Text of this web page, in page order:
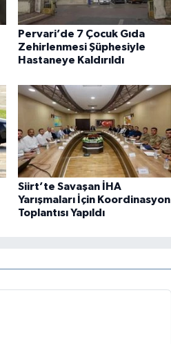
Pervari’de 7 Çocuk Gıda
Zehirlenmesi Şüphesiyle
Hastaneye Kaldırıldı
Siirt’te Savaşan İHA
Yarışmaları İçin Koordinasyon
Toplantısı Yapıldı